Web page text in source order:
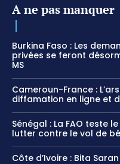
A ne pas manquer
Burkina Faso : Les
privées se feront
MS
Cameroun-France :
diffamation en ligne et
Sénégal : La FAO teste
lutter contre le vol de
Côte d’Ivoire : Bita